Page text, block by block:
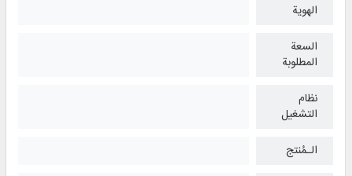
الهوية
السعة
المطلوبة
نظام
التشغیل
الـمُنتج